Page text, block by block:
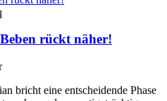
rückt näher!
bricht eine entscheidende Phase